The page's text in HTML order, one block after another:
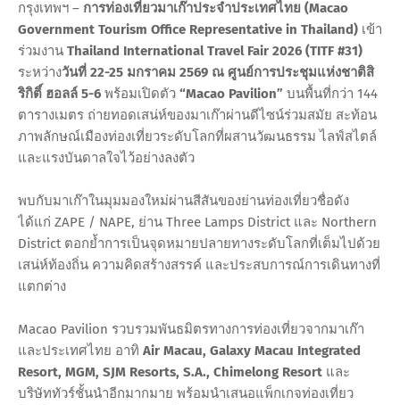
กรุงเทพฯ – การท่องเที่ยวมาเก๊าประจำประเทศไทย (Macao
Government Tourism Office Representative in Thailand) เข้า
ร่วมงาน Thailand International Travel Fair 2026 (TITF #31)
ระหว่างวันที่ 22-25 มกราคม 2569 ณ ศูนย์การประชุมแห่งชาติสิ
ริกิติ์ ฮอลล์ 5-6 พร้อมเปิดตัว “Macao Pavilion” บนพื้นที่กว่า 144
ตารางเมตร ถ่ายทอดเสน่ห์ของมาเก๊าผ่านดีไซน์ร่วมสมัย สะท้อน
ภาพลักษณ์เมืองท่องเที่ยวระดับโลกที่ผสานวัฒนธรรม ไลฟ์สไตล์
และแรงบันดาลใจไว้อย่างลงตัว
พบกับมาเก๊าในมุมมองใหม่ผ่านสีสันของย่านท่องเที่ยวชื่อดัง
ได้แก่ ZAPE / NAPE, ย่าน Three Lamps District และ Northern
District ตอกย้ำการเป็นจุดหมายปลายทางระดับโลกที่เต็มไปด้วย
เสน่ห์ท้องถิ่น ความคิดสร้างสรรค์ และประสบการณ์การเดินทางที่
แตกต่าง
Macao Pavilion รวบรวมพันธมิตรทางการท่องเที่ยวจากมาเก๊า
และประเทศไทย อาทิ Air Macau, Galaxy Macau Integrated
Resort, MGM, SJM Resorts, S.A., Chimelong Resort และ
บริษัททัวร์ชั้นนำอีกมากมาย พร้อมนำเสนอแพ็กเกจท่องเที่ยว